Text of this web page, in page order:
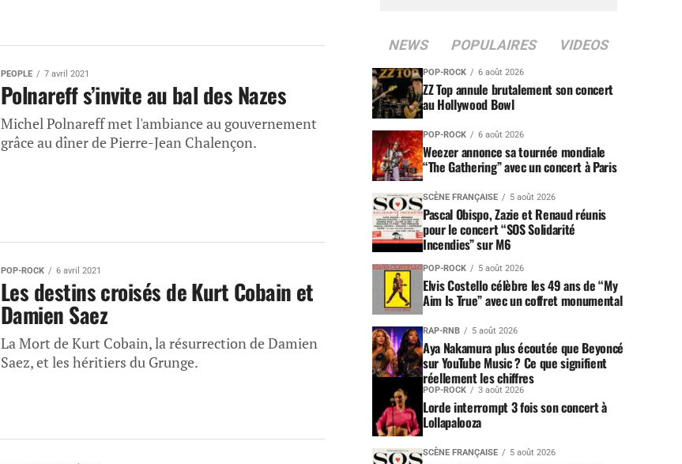
PEOPLE 7 avril 2021
Polnareff s’invite au bal des Nazes
Michel Polnareff met l'ambiance au gouvernement
grâce au dîner de Pierre-Jean Chalençon.
POP-ROCK 6 avril 2021
Les destins croisés de Kurt Cobain et
Damien Saez
La Mort de Kurt Cobain, la résurrection de Damien
Saez, et les héritiers du Grunge.
NEWS POPULAIRES VIDEOS
POP-ROCK 6 août 2026
ZZ Top annule brutalement son concert
au Hollywood Bowl
POP-ROCK 6 août 2026
Weezer annonce sa tournée mondiale
“The Gathering” avec un concert à Paris
SCÈNE FRANÇAISE 5 août 2026
Pascal Obispo, Zazie et Renaud réunis
pour le concert “SOS Solidarité
Incendies” sur M6
POP-ROCK 5 août 2026
Elvis Costello célèbre les 49 ans de “My
Aim Is True” avec un coffret monumental
RAP-RNB 5 août 2026
Aya Nakamura plus écoutée que Beyoncé
sur YouTube Music ? Ce que signifient
réellement les chiffres
POP-ROCK 3 août 2026
Lorde interrompt 3 fois son concert à
Lollapalooza
SCÈNE FRANÇAISE 5 août 2026